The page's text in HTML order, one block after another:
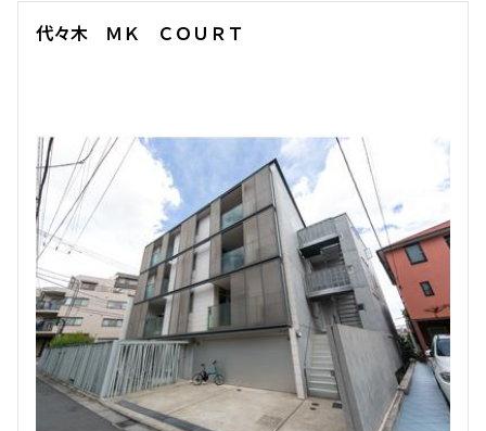
無 無
11階１１０１
345,000円20,000円
無 無
1LDK44.07㎡
三井の賃貸 ペット可 フリーレント
代々木 ＭＫ ＣＯＵＲＴ